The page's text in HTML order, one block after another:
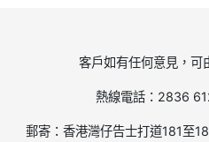
客戶如有任何意見，可
熱線電話：2836
郵寄：香港灣仔告士打道181至